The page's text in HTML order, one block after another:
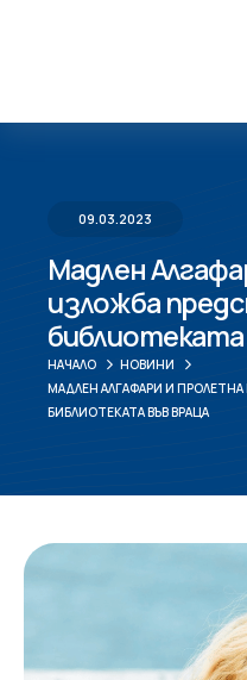
09.03.2023
Мадлен
изложба
библиотеката
НАЧАЛО
НОВИНИ
МАДЛЕН АЛГАФАРИ И
БИБЛИОТЕКАТА ВЪВ ВРАЦА